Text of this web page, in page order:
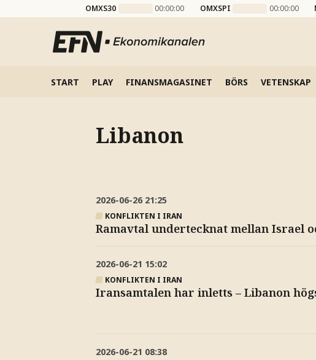
OMXS30 00:00:00 OMXSPI 00:00:00
START PLAY FINANSMAGASINET BÖRS VETENSKAP
Libanon
2026-06-26 21:25
KONFLIKTEN I IRAN
Ramavtal undertecknat mellan Israel
2026-06-21 15:02
KONFLIKTEN I IRAN
Iransamtalen har inletts – Libanon
2026-06-21 08:38